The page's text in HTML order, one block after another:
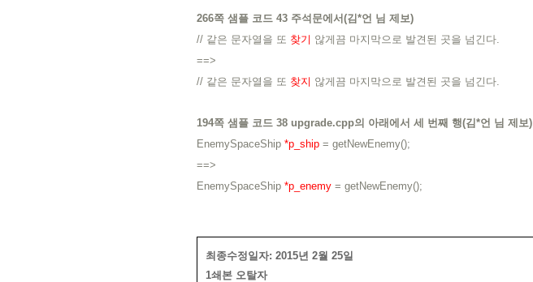
266쪽 샘플 코드 43 주석문에서(김*언 님 제보)
// 같은 문자열을 또 찾기 않게끔 마지막으로 발견된 곳을 넘긴다.
==>
// 같은 문자열을 또 찾지 않게끔 마지막으로 발견된 곳을 넘긴다.
194쪽 샘플 코드 38 upgrade.cpp의 아래에서 세 번째 행(김*언 님 제보)
EnemySpaceShip *p_ship = getNewEnemy();
==>
EnemySpaceShip *p_enemy = getNewEnemy();
최종수정일자: 2015년 2월 25일
1쇄본 오탈자